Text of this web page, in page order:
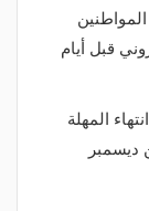
المواطنين
قبل أيام
المهلة
الملصق الإلكتروني في 31 من ديسمبر